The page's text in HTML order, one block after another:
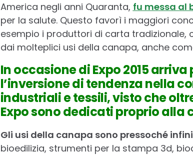
America negli anni Quaranta, fu messa al
per la salute. Questo favorì i maggiori
esempio i produttori di carta tradizionale,
dai molteplici usi della canapa, anche
In occasione di Expo 2015
l’inversione di tendenza nella
industriali e tessili, visto che
Expo sono dedicati proprio alla
Gli usi della canapa sono pressoché
bioedilizia, strumenti per la stampa 3d,